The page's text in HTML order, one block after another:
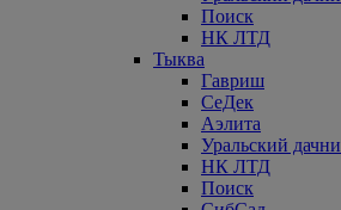
Поиск
НК ЛТД
Тыква
Гавриш
СеДек
Аэлита
Уральский
НК ЛТД
Поиск